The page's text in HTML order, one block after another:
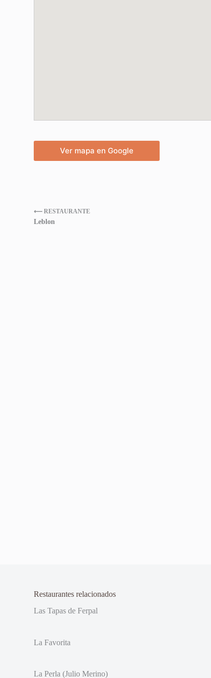
Ver mapa en Google
⟵ RESTAURANTE
Leblon
Restaurantes relacionados
Las Tapas de Ferpal
La Favorita
La Perla (Julio Merino)